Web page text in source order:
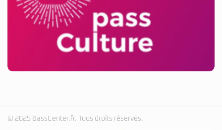
© 2025 BassCenter.fr. Tous droits réservés.